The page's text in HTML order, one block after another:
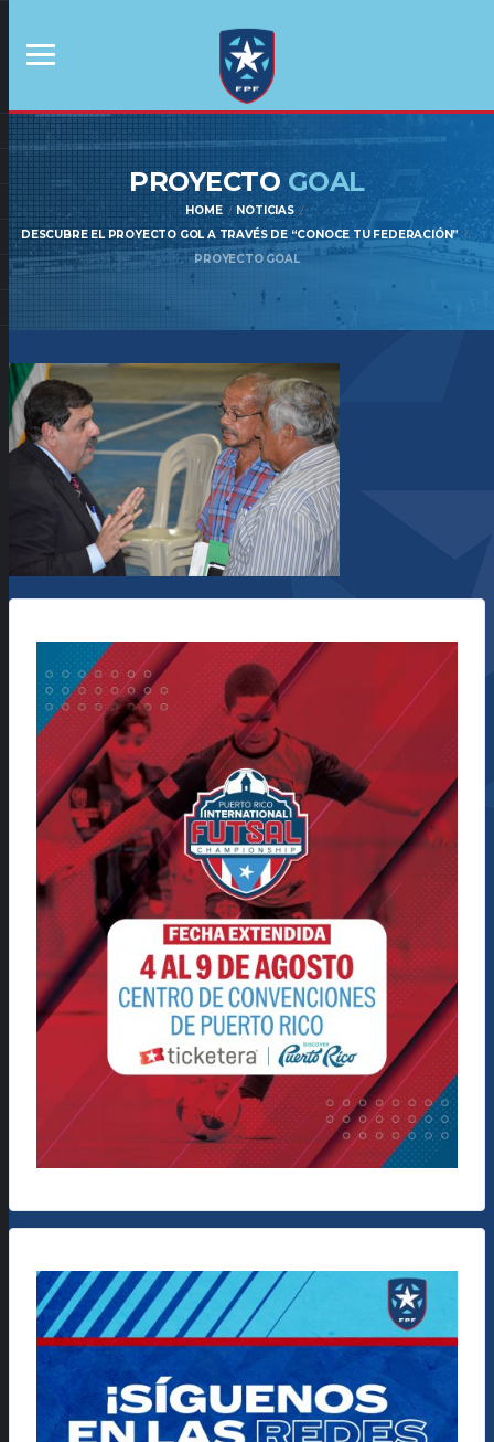
PROYECTOGOAL
HOME
NOTICIAS
DESCUBRE EL PROYECTO GOL A TRAVÉS DE “CONOCE TU FEDERACIÓN”
PROYECTO GOAL